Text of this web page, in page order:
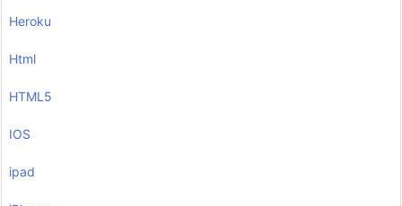
Heroku
Html
HTML5
IOS
ipad